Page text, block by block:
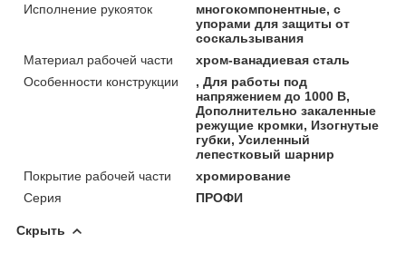
Исполнение рукояток
многокомпонентные, с
упорами для защиты от
соскальзывания
Материал рабочей части
хром-ванадиевая сталь
Особенности конструкции
, Для работы под
напряжением до 1000 В,
Дополнительно закаленные
режущие кромки, Изогнутые
губки, Усиленный
лепестковый шарнир
Покрытие рабочей части
хромирование
Серия
ПРОФИ
Скрыть